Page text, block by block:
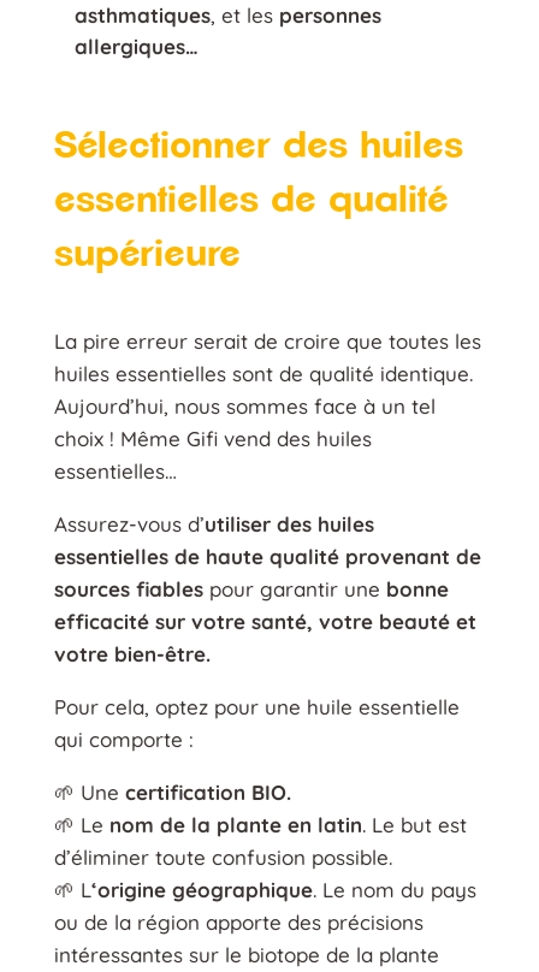
asthmatiques, et les personnes
allergiques…
Sélectionner des huiles
essentielles de qualité
supérieure
La pire erreur serait de croire que toutes les
huiles essentielles sont de qualité identique.
Aujourd’hui, nous sommes face à un tel
choix ! Même Gifi vend des huiles
essentielles…
Assurez-vous d’utiliser des huiles
essentielles de haute qualité provenant de
sources fiablespour garantir une bonne
efficacité sur votre santé, votre beauté et
votre bien-être.
Pour cela, optez pour une huile essentielle
qui comporte :
🌱 Une certification BIO.
🌱 Le nom de la plante en latin. Le but est
d’éliminer toute confusion possible.
🌱 L‘origine géographique. Le nom du pays
ou de la région apporte des précisions
intéressantes sur le biotope de la plante